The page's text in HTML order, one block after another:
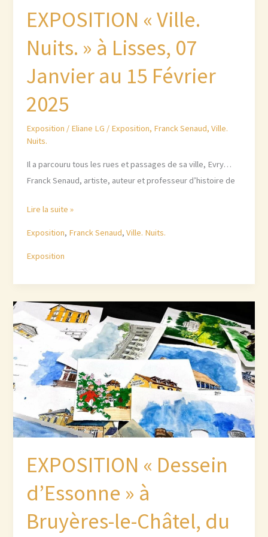
EXPOSITION « Ville.
Nuits. » à Lisses, 07
Janvier au 15 Février
2025
Exposition / Eliane LG / Exposition, Franck Senaud,Ville.
Nuits.
Il a parcouru tous les rues et passages de sa ville, Evry…
Franck Senaud, artiste, auteur et professeur d’histoire de
EXPOSITION
à
Janvier
au
15
Février
2025
Lire la suite »
Exposition, Franck Senaud,Ville. Nuits.
Exposition
EXPOSITION « Dessein
d’Essonne » à
Bruyères-le-Châtel, du